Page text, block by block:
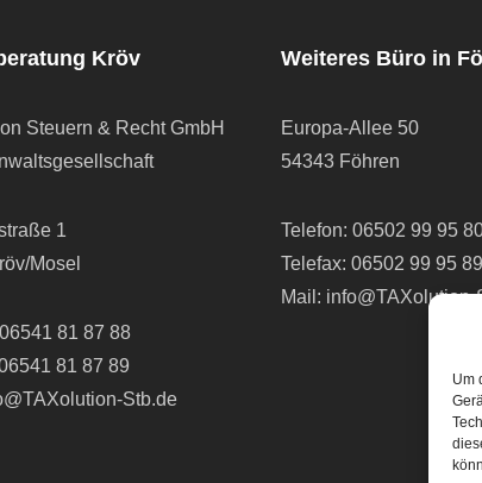
Um
Kröv
Steuern & Recht GmbH
1
Mosel
06541 81 87 88
81 87 89
Stb.de
Weiteres Büro in
Europa-Allee 50
54343 Föhren
Telefon: 06502 99 95
Telefax: 06502 99 95
Mail: info@TAXolution-